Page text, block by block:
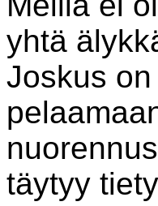
yhtä
Joskus
täytyy